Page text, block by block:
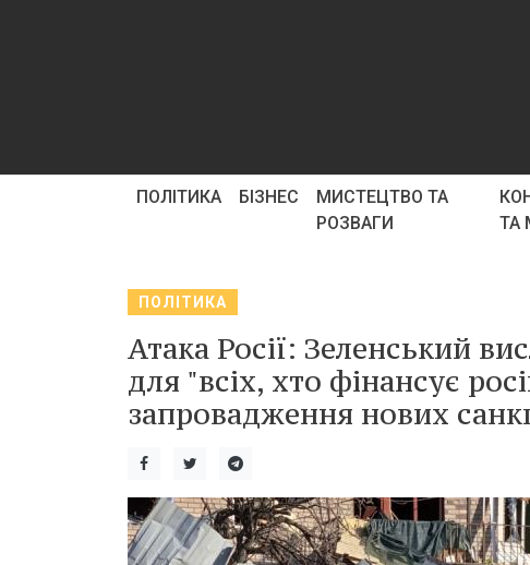
ПОЛІТИКА БІЗНЕС
МИСТЕЦТВО ТА
РОЗВАГИ
ТА
ПОЛІТИКА
Атака Росії: Зеленський
для "всіх, хто фінансує
запровадження нових